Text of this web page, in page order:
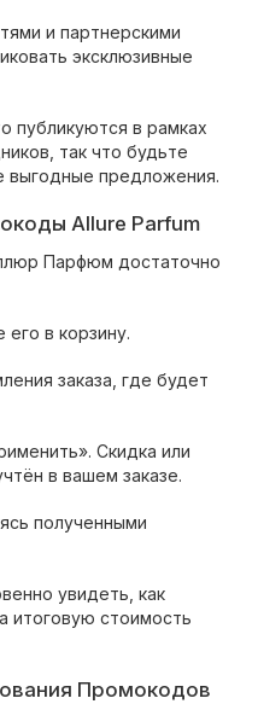
и партнерскими
эксклюзивные
публикуются в рамках
так что будьте
выгодные предложения.
Allure Parfum
Парфюм достаточно
в корзину.
заказа, где будет
Скидка или
в вашем заказе.
полученными
увидеть, как
итоговую стоимость
Промокодов